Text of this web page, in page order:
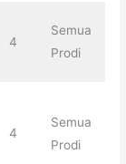
4
Semua
Prodi
4
Semua
Prodi